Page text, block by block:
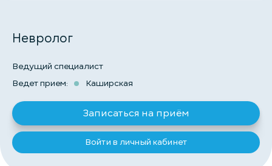
Невролог
Ведущий специалист
Ведет прием:
Каширская
Записаться на приём
Войти в личный кабинет